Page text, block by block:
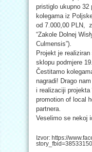
pristiglo ukupno 32
kolegama iz
od 7.000,00 PLN,
“Zakole Dolnej
Culmensis”).
Projekt je
sklopu podmjere
Čestitamo
nagradi! Drago
i realizaciji
promotion of local
partnera.
Veselimo se nekoj
Izvor: https://